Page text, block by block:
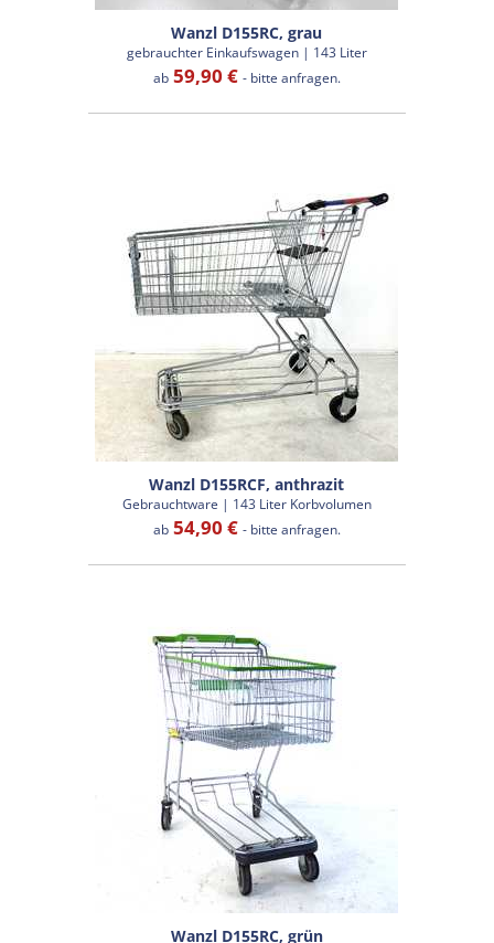
Wanzl D155RC, grau
gebrauchter Einkaufswagen | 143 Liter
ab59,90 € - bitte anfragen.
Wanzl D155RCF, anthrazit
Gebrauchtware | 143 Liter Korbvolumen
ab54,90 € - bitte anfragen.
Wanzl D155RC, grün